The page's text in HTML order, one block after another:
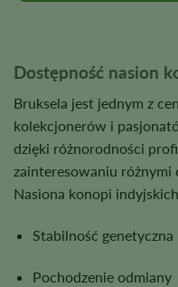
Dostępność nasion
Bruksela jest jednym z
kolekcjonerów i
dzięki różnorodności
zainteresowaniu różnymi
Nasiona konopi
Stabilność genetyczna
Pochodzenie odmiany